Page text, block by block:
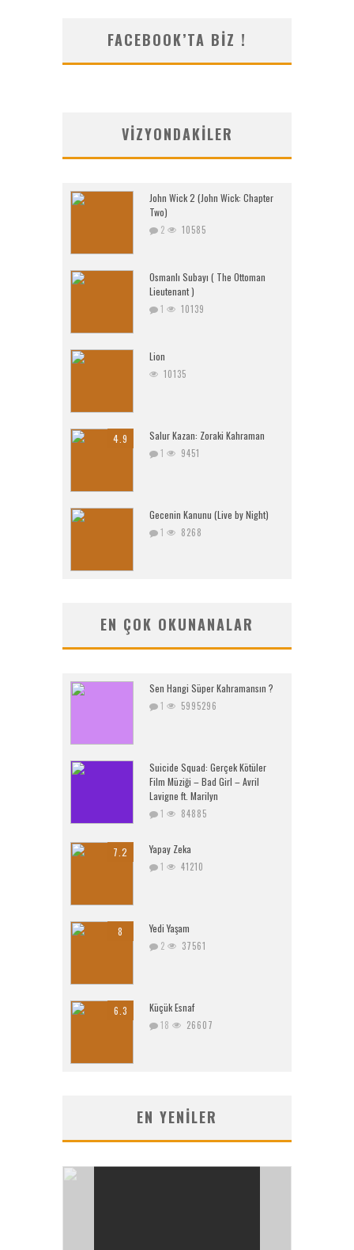
FACEBOOK’TA BIZ !
VIZYONDAKILER
John Wick 2 (John Wick: Chapter
Two)
2 10585
Osmanlı Subayı ( The Ottoman
Lieutenant )
1 10139
Lion
10135
4.9 Salur Kazan: Zoraki Kahraman
1 9451
Gecenin Kanunu (Live by Night)
1 8268
EN ÇOK OKUNANALAR
Sen Hangi Süper Kahramansın ?
1 5995296
Suicide Squad: Gerçek Kötüler
Film Müziği – Bad Girl – Avril
Lavigne ft. Marilyn
1 84885
7.2 Yapay Zeka
1 41210
8 Yedi Yaşam
2 37561
6.3 Küçük Esnaf
18 26607
EN YENILER